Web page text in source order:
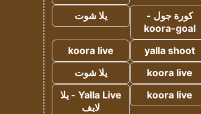
كورة جول -
koora-goal
يلا شوت
yalla shoot
koora live
koora live
يلا شوت
koora live
Yalla Live - يلا
لايف